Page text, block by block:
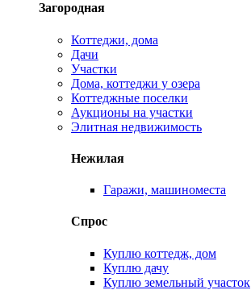
Загородная
Коттеджи, дома
Дачи
Участки
Дома, коттеджи у озера
Коттеджные поселки
Аукционы на участки
Элитная недвижимость
Нежилая
Гаражи, машиноместа
Спрос
Куплю коттедж, дом
Куплю дачу
Куплю земельный участок